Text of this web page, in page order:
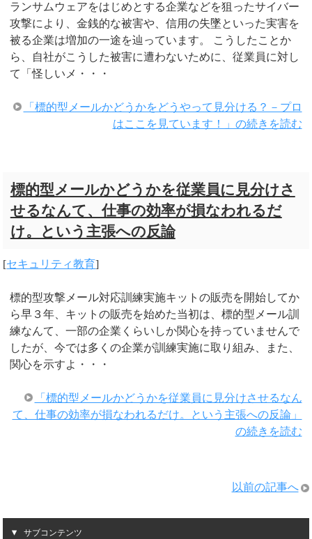
ランサムウェアをはじめとする企業などを狙ったサイバー
攻撃により、金銭的な被害や、信用の失墜といった実害を
被る企業は増加の一途を辿っています。 こうしたことか
ら、自社がこうした被害に遭わないために、従業員に対し
て「怪しいメ・・・
「標的型メールかどうかをどうやって見分ける？－プロ
はここを見ています！」の続きを読む
標的型メールかどうかを従業員に見分けさ
せるなんて、仕事の効率が損なわれるだ
け。という主張への反論
[セキュリティ教育]
標的型攻撃メール対応訓練実施キットの販売を開始してか
ら早３年、キットの販売を始めた当初は、標的型メール訓
練なんて、一部の企業くらいしか関心を持っていませんで
したが、今では多くの企業が訓練実施に取り組み、また、
関心を示すよ・・・
「標的型メールかどうかを従業員に見分けさせるなん
て、仕事の効率が損なわれるだけ。という主張への反論」
の続きを読む
以前の記事へ
サブコンテンツ